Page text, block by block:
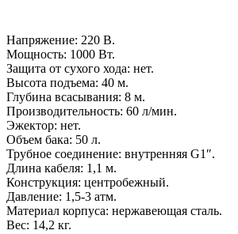
Напряжение: 220 В.
Мощность: 1000 Вт.
Защита от сухого хода: нет.
Высота подъема: 40 м.
Глубина всасывания: 8 м.
Производительность: 60 л/мин.
Эжектор: нет.
Объем бака: 50 л.
Трубное соединение: внутренняя G1″.
Длина кабеля: 1,1 м.
Конструкция: центробежный.
Давление: 1,5-3 атм.
Материал корпуса: нержавеющая сталь.
Вес: 14,2 кг.